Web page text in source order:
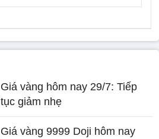
Giá vàng hôm nay 29/7: Tiếp
tục giảm nhẹ
Giá vàng 9999 Doji hôm nay